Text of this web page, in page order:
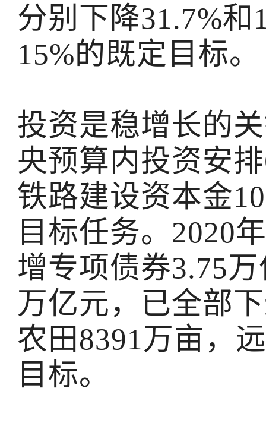
分别下降31.7%
15%的既定目标。
投资是稳增长的
央预算内投资安
铁路建设资本金
目标任务。2020
增专项债券3.75
万亿元，已全部
农田8391万亩，
目标。